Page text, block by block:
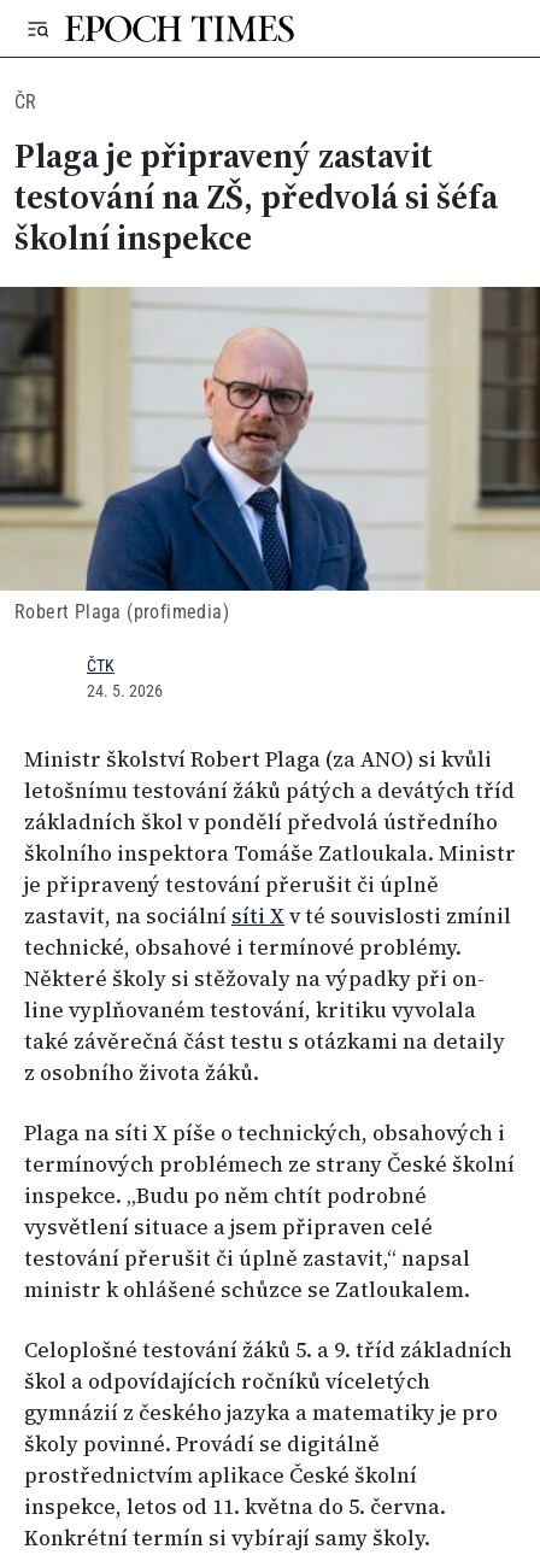
ČR
Plaga je připravený zastavit
testování na ZŠ, předvolá si šéfa
školní inspekce
Robert Plaga (profimedia)
ČTK
24. 5. 2026
Ministr školství Robert Plaga (za ANO) si kvůli
letošnímu testování žáků pátých a devátých tříd
základních škol v pondělí předvolá ústředního
školního inspektora Tomáše Zatloukala. Ministr
je připravený testování přerušit či úplně
zastavit, na sociální síti Xv té souvislosti zmínil
technické, obsahové i termínové problémy.
Některé školy si stěžovaly na výpadky při on-
line vyplňovaném testování, kritiku vyvolala
také závěrečná část testu s otázkami na detaily
z osobního života žáků.
Plaga na síti X píše o technických, obsahových i
termínových problémech ze strany České školní
inspekce. „Budu po něm chtít podrobné
vysvětlení situace a jsem připraven celé
testování přerušit či úplně zastavit,“ napsal
ministr k ohlášené schůzce se Zatloukalem.
Celoplošné testování žáků 5. a 9. tříd základních
škol a odpovídajících ročníků víceletých
gymnázií z českého jazyka a matematiky je pro
školy povinné. Provádí se digitálně
prostřednictvím aplikace České školní
inspekce, letos od 11. května do 5. června.
Konkrétní termín si vybírají samy školy.